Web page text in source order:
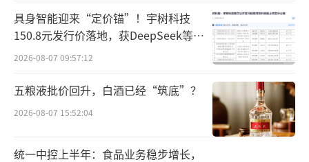
具身智能迎来“定价锚”！宇树科技
150.8元发行价落地，获DeepSeek等豪
华战配加持
2026-08-07 09:57:12
五粮液批价回升，白酒已经“筑底”？
2026-08-07 15:52:04
统一中控上半年：食品业务稳步增长，